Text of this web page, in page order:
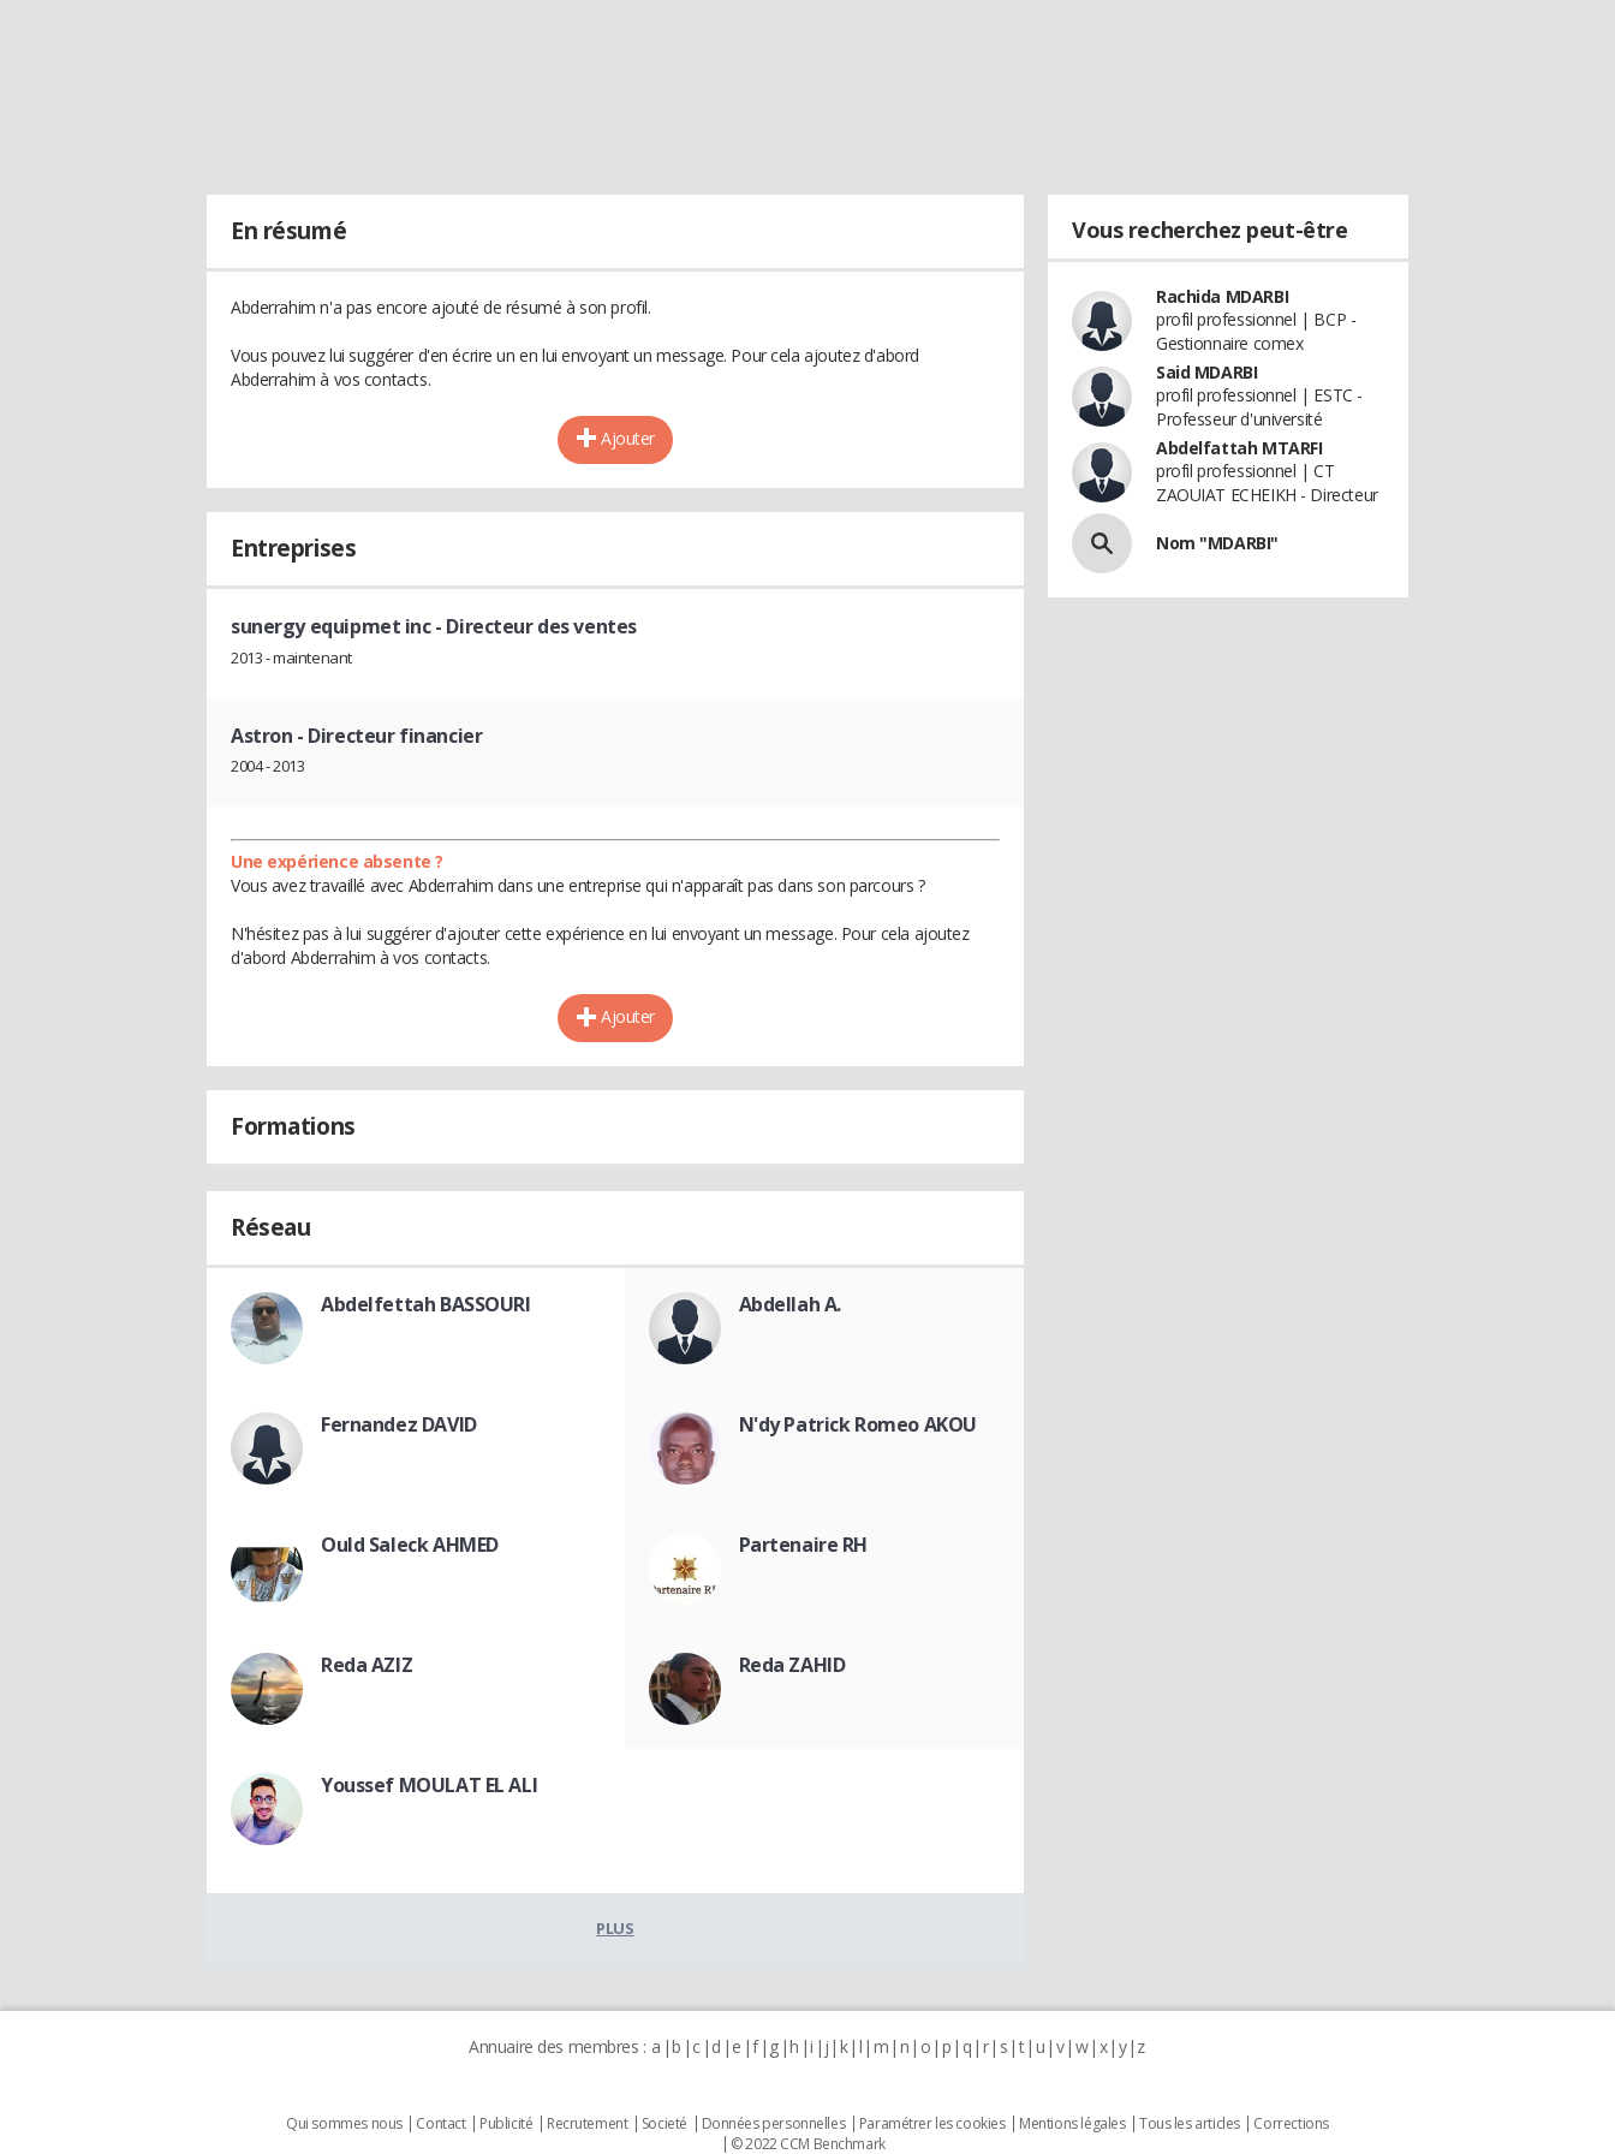
En résumé
Abderrahim n'a pas encore ajouté de résumé à son profil.
Vous pouvez lui suggérer d'en écrire un en lui envoyant un message. Pour cela ajoutez d'abord
Abderrahim à vos contacts.
Ajouter
Entreprises
sunergy equipmet inc- Directeur des ventes
2013 - maintenant
Astron - Directeur financier
2004 - 2013
Une expérience absente ?
Vous avez travaillé avec Abderrahim dans une entreprise qui n'apparaît pas dans son parcours ?
N'hésitez pas à lui suggérer d'ajouter cette expérience en lui envoyant un message. Pour cela ajoutez
d'abord Abderrahim à vos contacts.
Ajouter
Formations
Réseau
Abdelfettah BASSOURI Abdellah A.
Fernandez DAVID N'dy Patrick Romeo AKOU
Ould Saleck AHMED Partenaire RH
Reda AZIZ Reda ZAHID
Youssef MOULAT EL ALI
PLUS
Vous recherchez peut-être
Rachida MDARBI
profil professionnel | BCP -
Gestionnaire comex
Said MDARBI
profil professionnel | ESTC -
Professeur d'université
Abdelfattah MTARFI
profil professionnel | CT
ZAOUIAT ECHEIKH - Directeur
Nom "MDARBI"
Annuaire des membres : a b c d e f g h i j k l m n o p q r s t u v w x y z
Qui sommes nous Contact Publicité Recrutement Societé Données personnelles Paramétrer les cookies Mentions légales Tous les articles
Corrections
© 2022 CCM Benchmark